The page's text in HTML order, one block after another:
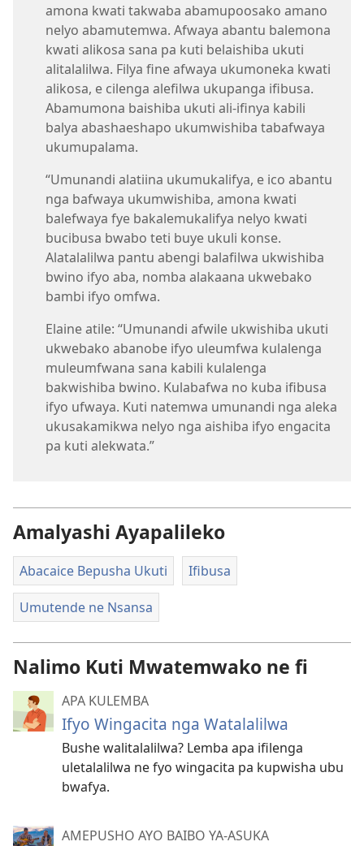
amona kwati takwaba abamupoosako amano
nelyo abamutemwa. Afwaya abantu balemona
kwati alikosa sana pa kuti belaishiba ukuti
alitalalilwa. Filya fine afwaya ukumoneka kwati
alikosa, e cilenga alefilwa ukupanga ifibusa.
Abamumona baishiba ukuti ali-ifinya kabili
balya abashaeshapo ukumwishiba tabafwaya
ukumupalama.
“Umunandi alatiina ukumukalifya, e ico abantu
nga bafwaya ukumwishiba, amona kwati
balefwaya fye bakalemukalifya nelyo kwati
bucibusa bwabo teti buye ukuli konse.
Alatalalilwa pantu abengi balafilwa ukwishiba
bwino ifyo aba, nomba alakaana ukwebako
bambi ifyo omfwa.
Elaine atile: “Umunandi afwile ukwishiba ukuti
ukwebako abanobe ifyo uleumfwa kulalenga
muleumfwana sana kabili kulalenga
bakwishiba bwino. Kulabafwa no kuba ifibusa
ifyo ufwaya. Kuti natemwa umunandi nga aleka
ukusakamikwa nelyo nga aishiba ifyo engacita
pa kuti alekwata.”
Amalyashi Ayapalileko
Abacaice Bepusha Ukuti Ifibusa
Umutende ne Nsansa
Nalimo Kuti Mwatemwako ne fi
APA KULEMBA
Ifyo Wingacita nga Watalalilwa
Bushe walitalalilwa? Lemba apa ifilenga
uletalalilwa ne fyo wingacita pa kupwisha ubu
bwafya.
AMEPUSHO AYO BAIBO YA-ASUKA